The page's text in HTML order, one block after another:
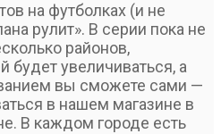
на футболках (и не
рулит». В серии пока не
районов,
будет увеличиваться, а
вы сможете сами —
в нашем магазине в
В каждом городе есть